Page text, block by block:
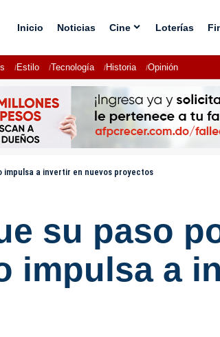
Inicio Noticias Cine Loterías
Estilo Tecnología Historia Opinión
impulsa a invertir en nuevos proyectos
su paso
impulsa a